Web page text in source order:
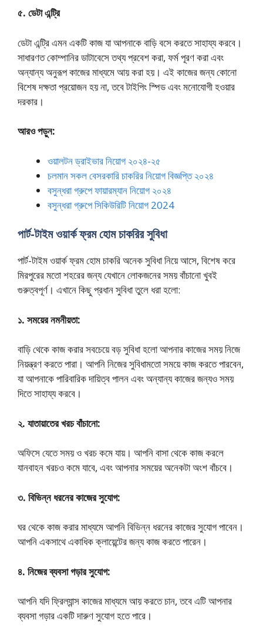
৫. ডেটা এন্ট্রি
ডেটা এন্ট্রি এমন একটি কাজ যা আপনাকে বাড়ি বসে করতে সাহায্য করবে।
সাধারণত কোম্পানির ডাটাবেসে তথ্য প্রবেশ করা, ফর্ম পূরণ করা এবং
অন্যান্য অনুরূপ কাজের মাধ্যমে আয় করা হয়। এই কাজের জন্য কোনো
বিশেষ দক্ষতা প্রয়োজন হয় না, তবে টাইপিং স্পিড এবং মনোযোগী হওয়ার
দরকার।
আরও পড়ুন:
ওয়ালটন ড্রাইভার নিয়োগ ২০২৪-২৫
চলমান সকল বেসরকারি চাকরির নিয়োগ বিজ্ঞপ্তি ২০২৪
বসুন্ধরা গ্রুপে ফায়ারম্যান নিয়োগ ২০২৪
বসুন্ধরা গ্রুপে সিকিউরিটি নিয়োগ 2024
পার্ট-টাইম ওয়ার্ক ফ্রম হোম চাকরির সুবিধা
পার্ট-টাইম ওয়ার্ক ফ্রম হোম চাকরি অনেক সুবিধা নিয়ে আসে, বিশেষ করে
মিরপুরের মতো শহরের জন্য যেখানে লোকজনের সময় বাঁচানো খুবই
গুরুত্বপূর্ণ। এখানে কিছু প্রধান সুবিধা তুলে ধরা হলো:
১. সময়ের নমনীয়তা:
বাড়ি থেকে কাজ করার সবচেয়ে বড় সুবিধা হলো আপনার কাজের সময় নিজে
নিয়ন্ত্রণ করতে পারা। আপনি নিজের সুবিধামতো সময়ে কাজ করতে পারবেন,
যা আপনাকে পারিবারিক দায়িত্ব পালন এবং অন্যান্য কাজের জন্যও সময়
দিতে সাহায্য করবে।
২. যাতায়াতের খরচ বাঁচানো:
অফিসে যেতে সময় ও খরচ কমে যায়। আপনি বাসা থেকে কাজ করলে
যানবাহন খরচও কমে যাবে, এবং আপনার সময়ের অনেকটা অংশ বাঁচবে।
৩. বিভিন্ন ধরনের কাজের সুযোগ:
ঘর থেকে কাজ করার মাধ্যমে আপনি বিভিন্ন ধরনের কাজের সুযোগ পাবেন।
আপনি একসাথে একাধিক ক্লায়েন্টের জন্য কাজ করতে পারেন।
৪. নিজের ব্যবসা গড়ার সুযোগ:
আপনি যদি ফ্রিল্যান্স কাজের মাধ্যমে আয় করতে চান, তবে এটি আপনার
ব্যবসা গড়ার একটি দারুণ সুযোগ হতে পারে।